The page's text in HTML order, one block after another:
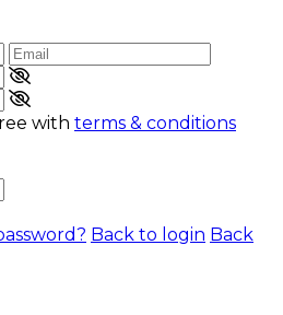
with terms & conditions
Back to login Back